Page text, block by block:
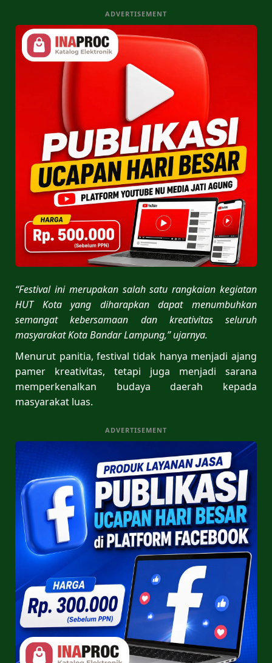
ADVERTISEMENT
“Festival ini merupakan salah satu rangkaian kegiatan
HUT Kota yang diharapkan dapat menumbuhkan
semangat kebersamaan dan kreativitas seluruh
masyarakat Kota Bandar Lampung,” ujarnya.
Menurut panitia, festival tidak hanya menjadi ajang
pamer kreativitas, tetapi juga menjadi sarana
memperkenalkan budaya daerah kepada
masyarakat luas.
ADVERTISEMENT